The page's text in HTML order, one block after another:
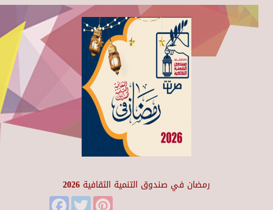
رمضان في صندوق التنمية الثقافية 2026
FacebookTwitter